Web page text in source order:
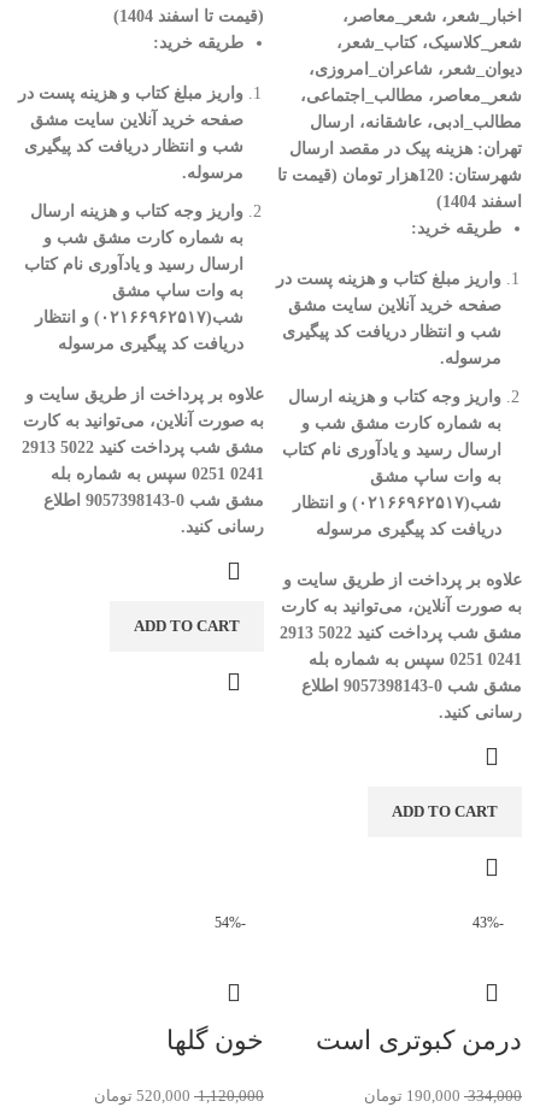
اخبار_شعر، شعر_معاصر،
شعر_کلاسیک، کتاب_شعر،
دیوان_شعر، شاعران_امروزی،
شعر_معاصر، مطالب_اجتماعی،
مطالب_ادبی، عاشقانه، ارسال
تهران: هزینه پیک در مقصد ارسال
شهرستان: 120هزار تومان (قیمت تا
اسفند 1404)
طریقه خرید:
واریز مبلغ کتاب و هزینه پست در
صفحه خرید آنلاین سایت مشق
شب و انتظار دریافت کد پیگیری
مرسوله.
واریز وجه کتاب و هزینه ارسال
به شماره کارت مشق شب و
ارسال رسید و یادآوری نام کتاب
به وات ساپ مشق
شب(۰۲۱۶۶۹۶۲۵۱۷)
و انتظار
دریافت کد پیگیری مرسوله
علاوه بر پرداخت از طریق سایت و
به صورت آنلاین، می‌توانید به کارت
مشق شب پرداخت کنید 5022
2913
0241
0251 سپس به شماره بله
مشق شب 0-9057398143
اطلاع
رسانی کنید.
ADD TO CART
(قیمت تا اسفند 1404)
طریقه خرید:
واریز مبلغ کتاب و هزینه پست در
صفحه خرید آنلاین سایت مشق
شب و انتظار دریافت کد پیگیری
مرسوله.
واریز وجه کتاب و هزینه ارسال
به شماره کارت مشق شب و
ارسال رسید و یادآوری نام کتاب
به وات ساپ مشق
شب(۰۲۱۶۶۹۶۲۵۱۷)
و انتظار
دریافت کد پیگیری مرسوله
علاوه بر پرداخت از طریق سایت و
به صورت آنلاین، می‌توانید به کارت
مشق شب پرداخت کنید 5022
2913
0241
0251 سپس به شماره بله
مشق شب 0-9057398143
اطلاع
رسانی کنید.
ADD TO CART
-43%
درمن کبوتری است
334,000
190,000 تومان
-54%
خون گلها
1,120,000
520,000 تومان